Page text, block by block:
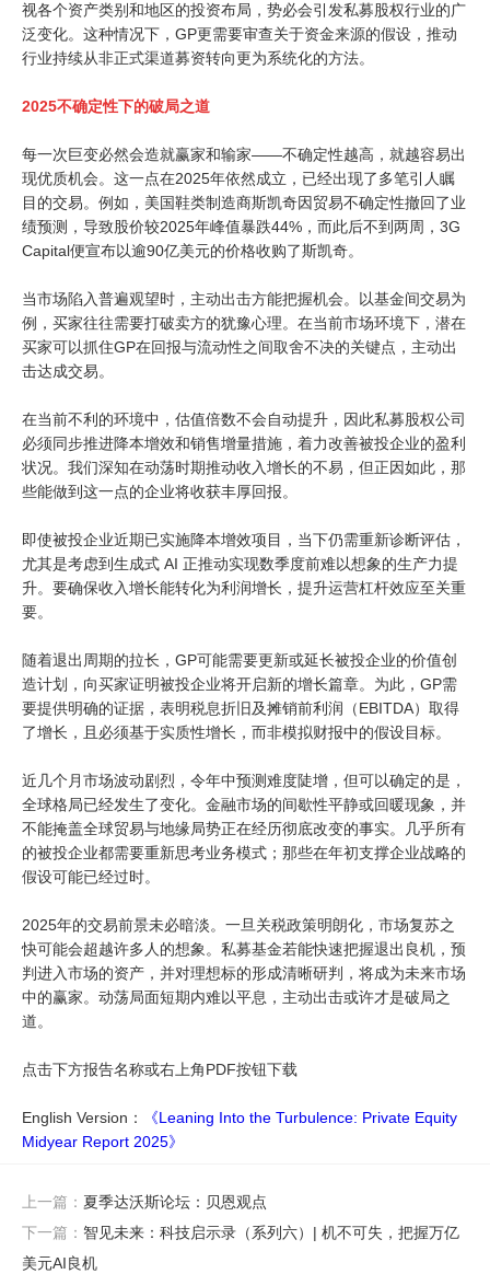
视各个资产类别和地区的投资布局，势必会引发私募股权行业的广
泛变化。这种情况下，GP更需要审查关于资金来源的假设，推动
行业持续从非正式渠道募资转向更为系统化的方法。
2025不确定性下的破局之道
每一次巨变必然会造就赢家和输家——不确定性越高，就越容易出
现优质机会。这一点在2025年依然成立，已经出现了多笔引人瞩
目的交易。例如，美国鞋类制造商斯凯奇因贸易不确定性撤回了业
绩预测，导致股价较2025年峰值暴跌44%，而此后不到两周，3G
Capital便宣布以逾90亿美元的价格收购了斯凯奇。
当市场陷入普遍观望时，主动出击方能把握机会。以基金间交易为
例，买家往往需要打破卖方的犹豫心理。在当前市场环境下，潜在
买家可以抓住GP在回报与流动性之间取舍不决的关键点，主动出
击达成交易。
在当前不利的环境中，估值倍数不会自动提升，因此私募股权公司
必须同步推进降本增效和销售增量措施，着力改善被投企业的盈利
状况。我们深知在动荡时期推动收入增长的不易，但正因如此，那
些能做到这一点的企业将收获丰厚回报。
即使被投企业近期已实施降本增效项目，当下仍需重新诊断评估，
尤其是考虑到生成式 AI 正推动实现数季度前难以想象的生产力提
升。要确保收入增长能转化为利润增长，提升运营杠杆效应至关重
要。
随着退出周期的拉长，GP可能需要更新或延长被投企业的价值创
造计划，向买家证明被投企业将开启新的增长篇章。为此，GP需
要提供明确的证据，表明税息折旧及摊销前利润（EBITDA）取得
了增长，且必须基于实质性增长，而非模拟财报中的假设目标。
近几个月市场波动剧烈，令年中预测难度陡增，但可以确定的是，
全球格局已经发生了变化。金融市场的间歇性平静或回暖现象，并
不能掩盖全球贸易与地缘局势正在经历彻底改变的事实。几乎所有
的被投企业都需要重新思考业务模式；那些在年初支撑企业战略的
假设可能已经过时。
2025年的交易前景未必暗淡。一旦关税政策明朗化，市场复苏之
快可能会超越许多人的想象。私募基金若能快速把握退出良机，预
判进入市场的资产，并对理想标的形成清晰研判，将成为未来市场
中的赢家。动荡局面短期内难以平息，主动出击或许才是破局之
道。
点击下方报告名称或右上角PDF按钮下载
English Version：
《Leaning Into the Turbulence: Private Equity
Midyear Report 2025》
上一篇： 夏季达沃斯论坛：贝恩观点
下一篇： 智见未来：科技启示录（系列六）| 机不可失，把握万亿
美元AI良机